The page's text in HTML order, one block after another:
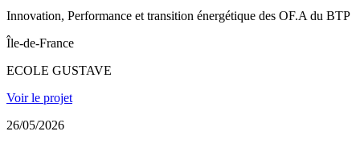
Innovation, Performance et transition énergétique des OF.A du BTP
Île-de-France
ECOLE GUSTAVE
Voir le projet
26/05/2026